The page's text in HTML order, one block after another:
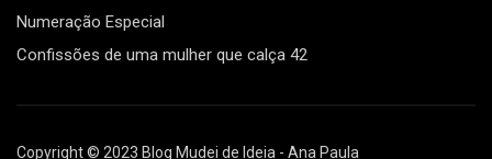
Numeração Especial
Confissões de uma mulher que calça 42
Copyright © 2023 Blog Mudei de Ideia - Ana Paula